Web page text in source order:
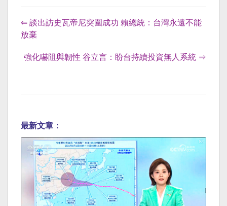
⇐ 談出訪史瓦帝尼突圍成功 賴總統：台灣永遠不能
放棄
強化嚇阻與韌性 谷立言：盼台持續投資無人系統 ⇒
最新文章：